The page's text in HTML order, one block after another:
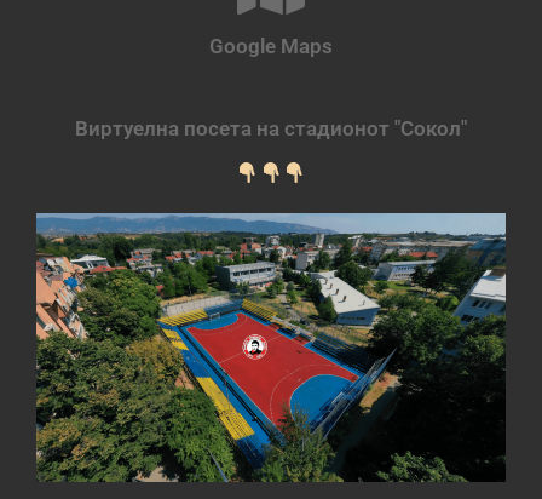
Google Maps
Виртуелна посета на стадионот "Сокол"